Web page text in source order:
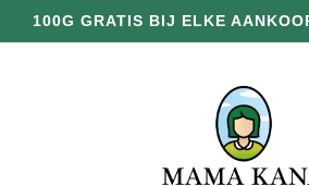
100G GRATIS BIJ ELKE